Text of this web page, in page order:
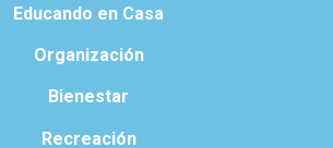
Educando en Casa
Organización
Bienestar
Recreación